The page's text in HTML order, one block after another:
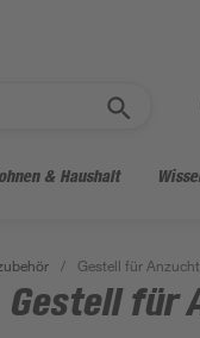
& Haushalt
/ Gestell für
Gestell für